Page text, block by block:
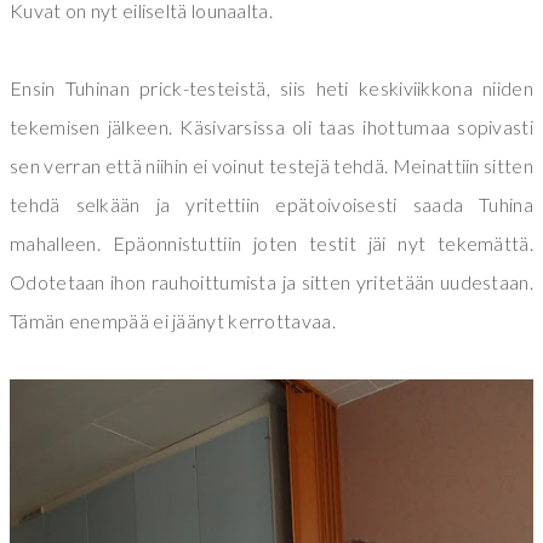
Kuvat on nyt eiliseltä lounaalta.
Ensin Tuhinan prick-testeistä, siis heti keskiviikkona niiden
tekemisen jälkeen. Käsivarsissa oli taas ihottumaa sopivasti
sen verran että niihin ei voinut testejä tehdä. Meinattiin sitten
tehdä selkään ja yritettiin epätoivoisesti saada Tuhina
mahalleen. Epäonnistuttiin joten testit jäi nyt tekemättä.
Odotetaan ihon rauhoittumista ja sitten yritetään uudestaan.
Tämän enempää ei jäänyt kerrottavaa.